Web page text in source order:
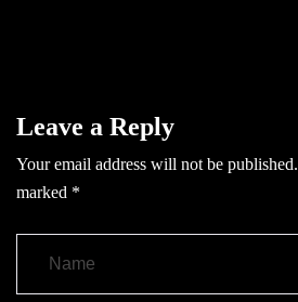
Leave a Reply
Your email address will not be published.
marked *